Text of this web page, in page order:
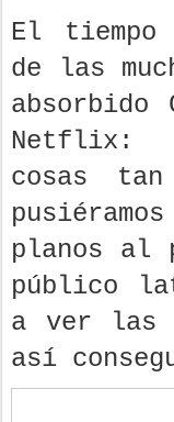
El
de las
absorbido
Netflix:
cosas
planos al
público
a ver las
así